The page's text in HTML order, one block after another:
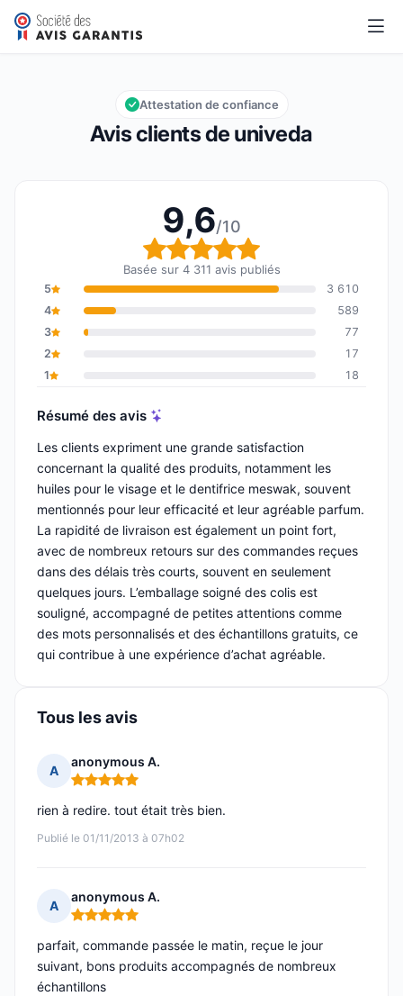
univeda
Note globale : 9,6 sur 10
9,6/10
Avis clients de univeda
Attestation de confiance
9,6/10
Note globale : 9,6 sur
Basée sur 4 311 avis publiés
5
3 610
4
589
3
77
2
17
1
18
Résumé des avis
Les clients expriment une grande satisfaction
concernant la qualité des produits, notamment les
huiles pour le visage et le dentifrice meswak, souvent
mentionnés pour leur efficacité et leur agréable parfum.
La rapidité de livraison est également un point fort,
avec de nombreux retours sur des commandes reçues
dans des délais très courts, souvent en seulement
quelques jours. L’emballage soigné des colis est
souligné, accompagné de petites attentions comme
des mots personnalisés et des échantillons gratuits, ce
qui contribue à une expérience d’achat agréable.
Tous les avis
A
anonymous A.
Note : 5 sur 5
Publié le 01/11/2013 à 07h02
rien à redire. tout était très bien.
A
anonymous A.
Note : 5 sur 5
parfait, commande passée le matin, reçue le jour
suivant, bons produits accompagnés de nombreux
échantillons